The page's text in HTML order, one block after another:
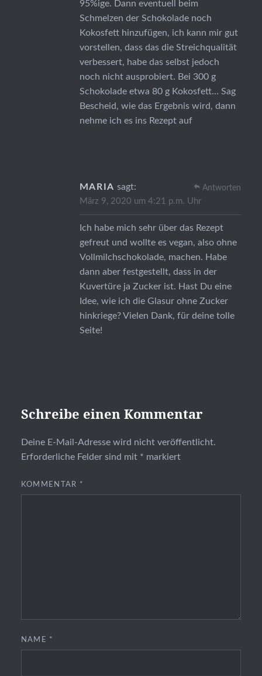
95%ige. Dann eventuell beim
Schmelzen der Schokolade noch
Kokosfett hinzufügen, ich kann mir gut
vorstellen, dass das die Streichqualität
verbessert, habe das selbst jedoch
noch nicht ausprobiert. Bei 300 g
Schokolade etwa 80 g Kokosfett… Sag
Bescheid, wie das Ergebnis wird, dann
nehme ich es ins Rezept auf
MARIA sagt:
März 9, 2020 um 4:21 p.m. Uhr
Ich habe mich sehr über das Rezept
gefreut und wollte es vegan, also ohne
Vollmilchschokolade, machen. Habe
dann aber festgestellt, dass in der
Kuvertüre ja Zucker ist. Hast Du eine
Idee, wie ich die Glasur ohne Zucker
hinkriege? Vielen Dank, für deine tolle
Seite!
Antworten
Schreibe einen Kommentar
Deine E-Mail-Adresse wird nicht veröffentlicht.
Erforderliche Felder sind mit * markiert
KOMMENTAR *
NAME *